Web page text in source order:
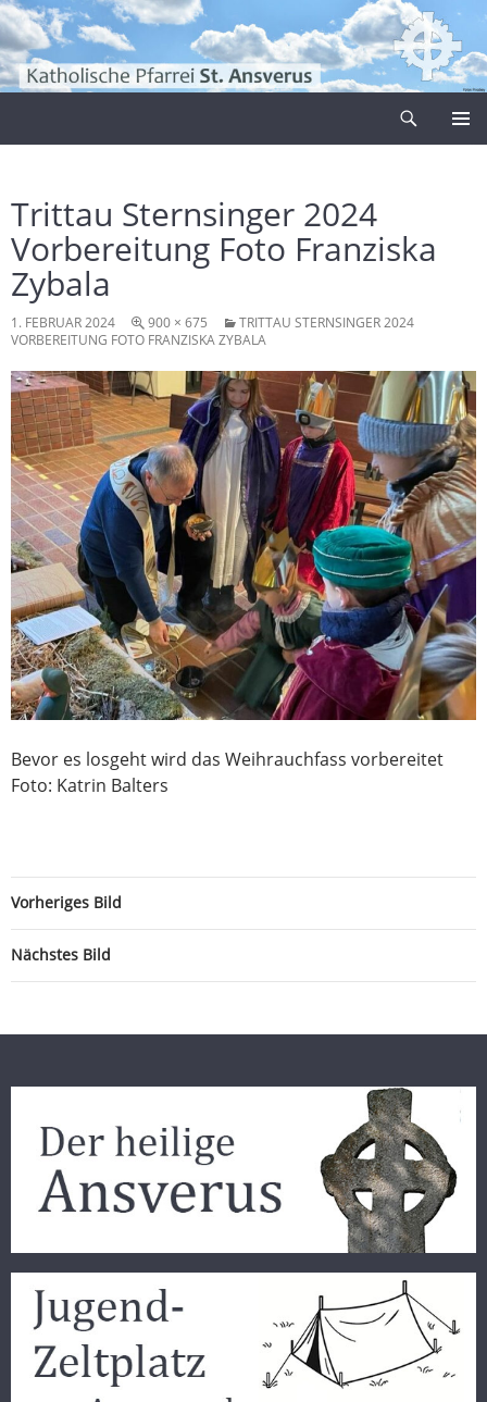
Zum
Inhalt
springen
Trittau Sternsinger 2024
Vorbereitung Foto Franziska
Zybala
1. FEBRUAR 2024 900 × 675
TRITTAU STERNSINGER 2024
VORBEREITUNG FOTO FRANZISKA ZYBALA
Bevor es losgeht wird das Weihrauchfass vorbereitet
Foto: Katrin Balters
Vorheriges Bild
Nächstes Bild